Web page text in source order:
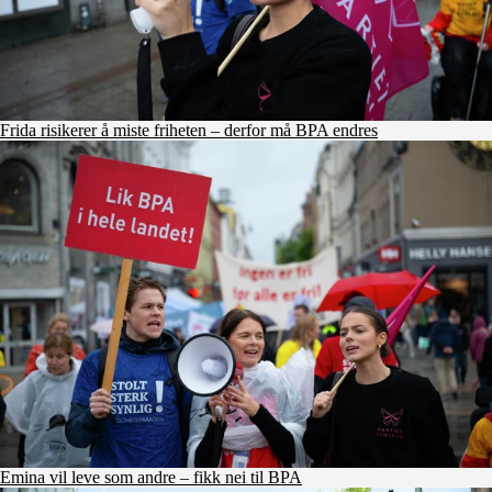
Frida risikerer å miste friheten – derfor må BPA endres
Emina vil leve som andre – fikk nei til BPA